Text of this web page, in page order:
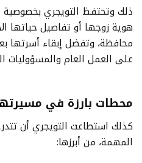
ذلك وتحتفظ التويجري بخصوصية
هوية زوجها أو تفاصيل حياتها
محافظة، وتفضل إبقاء أسرتها
على العمل العام والمسؤوليات
محطات بارزة في
كذلك استطاعت التويجري أن
المهمة، من أبرزها: